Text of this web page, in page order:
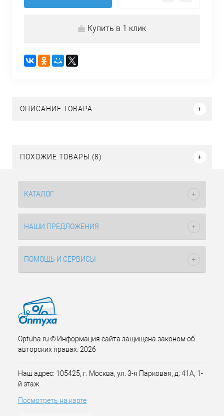
Купить в 1 клик
ОПИСАНИЕ ТОВАРА
ПОХОЖИЕ ТОВАРЫ (8)
КАТАЛОГ
НАШИ ПРЕДЛОЖЕНИЯ
ПОМОЩЬ И СЕРВИСЫ
Optuha.ru © Информация сайта защищена законом об
авторских правах. 2026
Наш адрес: 105425, г. Москва, ул. 3-я Парковая, д. 41А, 1-
й этаж
Посмотреть на карте